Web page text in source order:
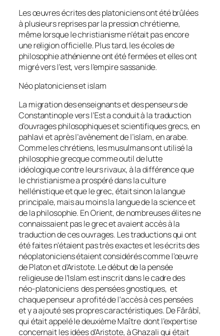
Les œuvres écrites des platoniciens ont été brûlées
à plusieurs reprises par la pression chrétienne,
même lorsque le christianisme n’était pas encore
une religion officielle. Plus tard, les écoles de
philosophie athénienne ont été fermées et elles ont
migré vers l’est, vers l’empire sassanide.
Néo platoniciens et islam
La migration des enseignants et des penseurs de
Constantinople vers l’Est a conduit à la traduction
d’ouvrages philosophiques et scientifiques grecs, en
pahlavi et après l’avènement de l’islam, en arabe.
Comme les chrétiens, les musulmans ont utilisé la
philosophie grecque comme outil de lutte
idéologique contre leurs rivaux, à la différence que
le christianisme a prospéré dans la culture
hellénistique et que le grec, était sinon la langue
principale, mais au moins la langue de la science et
de la philosophie. En Orient, de nombreuses élites ne
connaissaient pas le grec et avaient accès à la
traduction de ces ouvrages. Les traductions qui ont
été faites n’étaient pas très exactes et les écrits des
néoplatoniciens étaient considérés comme l’œuvre
de Platon et d’Aristote. Le début de la pensée
religieuse de l’Islam est inscrit dans le cadre des
néo-platoniciens des pensées gnostiques, et
chaque penseur a profité de l’accès à ces pensées
et y a ajouté ses propres caractéristiques. De Fârâbî,
qui était appelé le deuxième Maître dont l’expertise
concernait les idées d’Aristote, à Ghazali qui était